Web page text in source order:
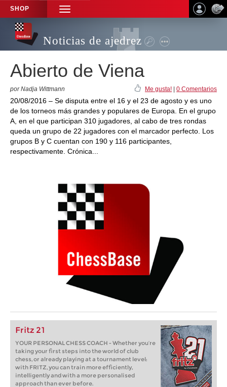
SHOP
TOGGLE
NAVIGATION
Noticias de ajedrez
Abierto de Viena
por Nadja Wittmann Me gusta! 0 Comentarios
20/08/2016 – Se disputa entre el 16 y el 23 de agosto y es uno
de los torneos más grandes y populares de Europa. En el grupo
A, en el que participan 310 jugadores, al cabo de tres rondas
queda un grupo de 22 jugadores con el marcador perfecto. Los
grupos B y C cuentan con 190 y 116 participantes,
respectivamente. Crónica...
Fritz 21
YOUR PERSONAL CHESS COACH - Whether you’re
taking your first steps into the world of club
chess, or already playing at a tournament level:
with FRITZ, you can train more efficiently,
intelligently and with a more personalised
approach than ever before.